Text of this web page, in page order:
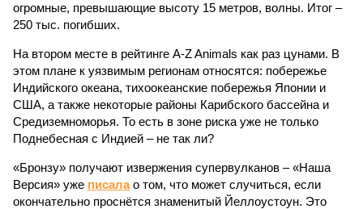
огромные, превышающие высоту 15 метров, волны. Итог –
250 тыс. погибших.
На втором месте в рейтинге A-Z Animals как раз цунами. В
этом плане к уязвимым регионам относятся: побережье
Индийского океана, тихо­океанские побережья Японии и
США, а также некоторые районы Карибского бассейна и
Средиземноморья. То есть в зоне риска уже не только
Поднебесная с Индией – не так ли?
«Бронзу» получают извержения супервулканов – «Наша
Версия» уже писалао том, что может случиться, если
окончательно проснётся знаменитый Йеллоустоун. Это